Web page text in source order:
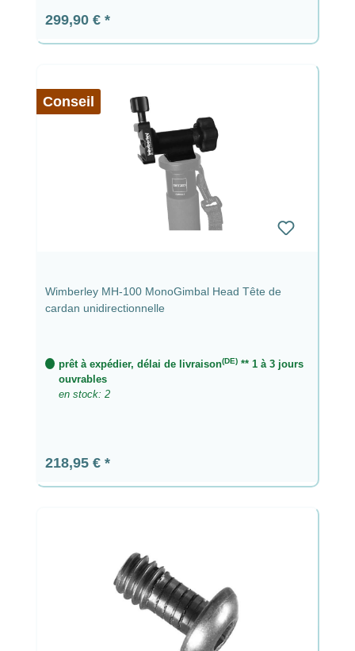
Prix régulier :
299,90 €
Conseil
Wimberley MH-100 MonoGimbal Head Tête de
cardan unidirectionnelle
prêt à expédier, délai de livraison(DE)** 1 à 3 jours
ouvrables
en stock: 2
Prix régulier :
218,95 €